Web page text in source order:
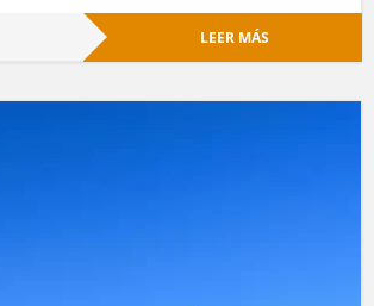
LEER MÁS